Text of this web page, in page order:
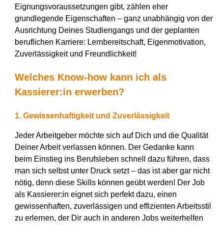
Eignungsvoraussetzungen gibt, zählen eher
grundlegende Eigenschaften – ganz unabhängig von der
Ausrichtung Deines Studiengangs und der geplanten
beruflichen Karriere: Lernbereitschaft, Eigenmotivation,
Zuverlässigkeit und Freundlichkeit!
Welches Know-how kann ich als
Kassierer:in erwerben?
1. Gewissenhaftigkeit und Zuverlässigkeit
Jeder Arbeitgeber möchte sich auf Dich und die Qualität
Deiner Arbeit verlassen können. Der Gedanke kann
beim Einstieg ins Berufsleben schnell dazu führen, dass
man sich selbst unter Druck setzt – das ist aber gar nicht
nötig, denn diese Skills können geübt werden! Der Job
als Kassierer:in eignet sich perfekt dazu, einen
gewissenhaften, zuverlässigen und effizienten Arbeitsstil
zu erlernen, der Dir auch in anderen Jobs weiterhelfen